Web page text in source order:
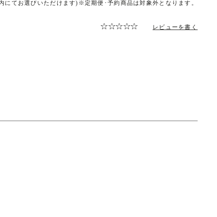
にてお選びいただけます)※定期便･予約商品は対象外となります。
レビューを書く